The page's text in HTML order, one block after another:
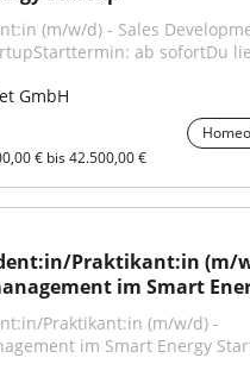
(m/w/d) - Sales
ab sofortDu
GmbH
€ bis 42.500,00 €
Praktikant:in (m/
im Smart
Praktikant:in (m/w/d) -
im Smart Energy